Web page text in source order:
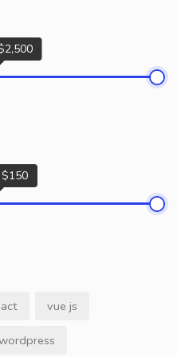
vue js